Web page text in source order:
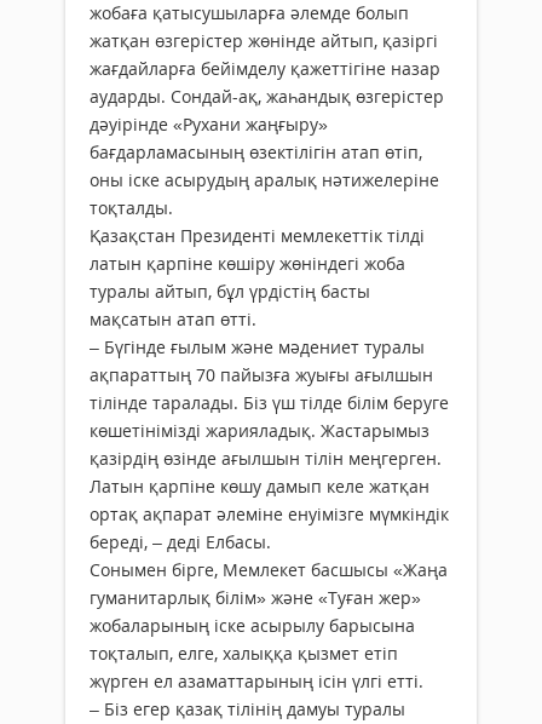
жобаға қатысушыларға әлемде болып
жатқан өзгерістер жөнінде айтып, қазіргі
жағдайларға бейімделу қажеттігіне назар
аударды. Сондай-ақ, жаһандық өзгерістер
дәуірінде «Рухани жаңғыру»
бағдарламасының өзектілігін атап өтіп,
оны іске асырудың аралық нәтижелеріне
тоқталды.
Қазақстан Президенті мемлекеттік тілді
латын қарпіне көшіру жөніндегі жоба
туралы айтып, бұл үрдістің басты
мақсатын атап өтті.
– Бүгінде ғылым және мәдениет туралы
ақпараттың 70 пайызға жуығы ағылшын
тілінде таралады. Біз үш тілде білім беруге
көшетінімізді жарияладық. Жастарымыз
қазірдің өзінде ағылшын тілін меңгерген.
Латын қарпіне көшу дамып келе жатқан
ортақ ақпарат әлеміне енуімізге мүмкіндік
береді, – деді Елбасы.
Сонымен бірге, Мемлекет басшысы «Жаңа
гумани­тарлық білім» және «Туған жер»
жобаларының іске асырылу барысына
тоқталып, елге, халыққа қызмет етіп
жүрген ел азаматтарының ісін үлгі етті.
– Біз егер қазақ тілінің дамуы туралы